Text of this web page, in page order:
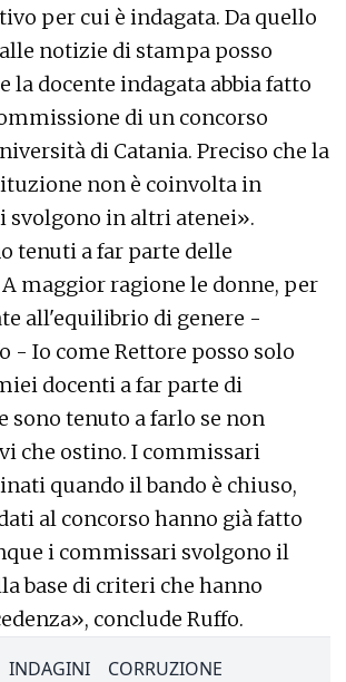
per cui è indagata. Da quello
notizie di stampa posso
la docente indagata abbia fatto
di un concorso
di Catania. Preciso che la
non è coinvolta in
svolgono in altri atenei».
tenuti a far parte delle
maggior ragione le donne, per
all'equilibrio di genere -
- Io come Rettore posso solo
docenti a far parte di
sono tenuto a farlo se non
che ostino. I commissari
quando il bando è chiuso,
al concorso hanno già fatto
i commissari svolgono il
base di criteri che hanno
conclude Ruffo.
INDAGINI
CORRUZIONE